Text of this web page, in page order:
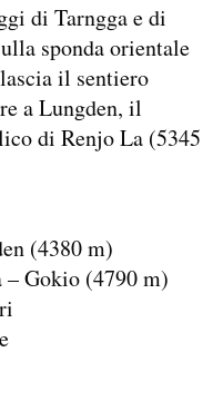
di Tarngga e di
sponda orientale
il sentiero
a Lungden, il
di Renjo La (5345
(4380 m)
– Gokio (4790 m)